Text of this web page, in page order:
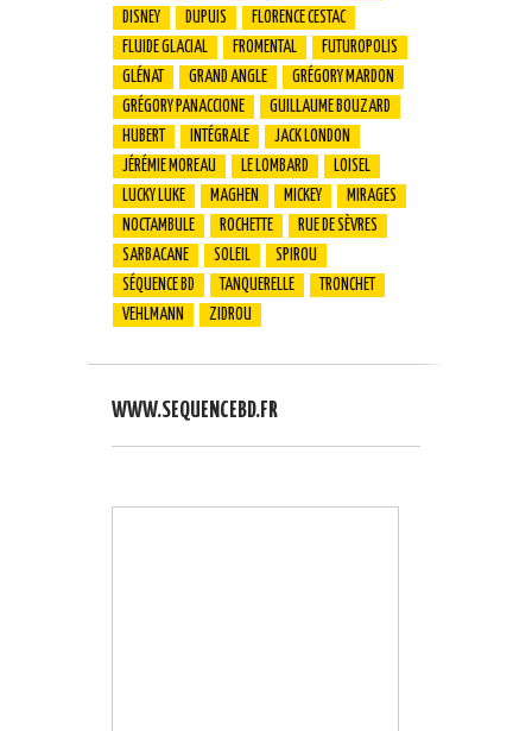
DISNEY
DUPUIS
FLORENCE CESTAC
FLUIDE GLACIAL
FROMENTAL
FUTUROPOLIS
GLÉNAT
GRAND ANGLE
GRÉGORY MARDON
GRÉGORY PANACCIONE
GUILLAUME BOUZARD
HUBERT
INTÉGRALE
JACK LONDON
JÉRÉMIE MOREAU
LE LOMBARD
LOISEL
LUCKY LUKE
MAGHEN MICKEY
MIRAGES
NOCTAMBULE
ROCHETTE
RUE DE SÈVRES
SARBACANE
SOLEIL
SPIROU
SÉQUENCE BD
TANQUERELLE
TRONCHET
VEHLMANN
ZIDROU
WWW.SEQUENCEBD.FR